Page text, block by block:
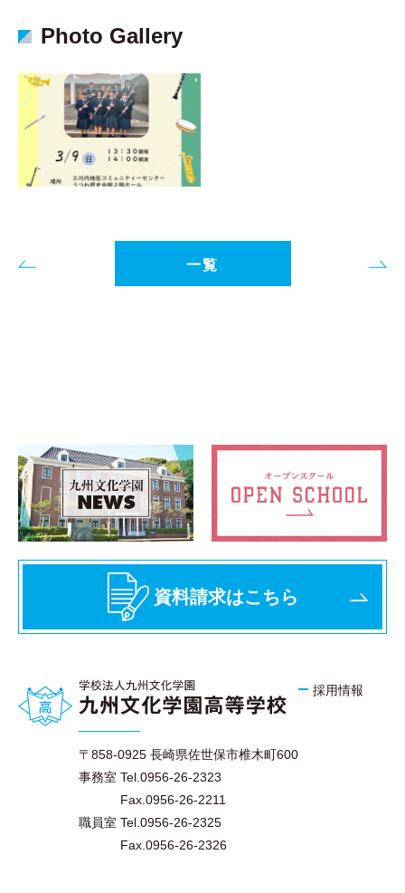
Photo Gallery
一覧
資料請求はこちら
〒858-0925 長崎県佐世保市椎木町600
事務室 Tel.0956-26-2323
Fax.0956-26-2211
職員室 Tel.0956-26-2325
Fax.0956-26-2326
採用情報